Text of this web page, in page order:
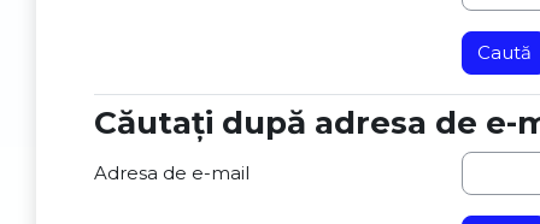
Căutați după adresa de e-mail
Căutați după adresa de e-
Adresa de e-mail